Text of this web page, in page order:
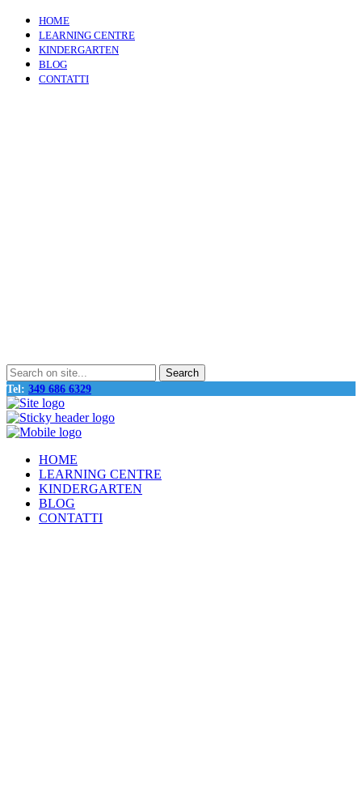
HOME
LEARNING CENTRE
KINDERGARTEN
BLOG
CONTATTI
Tel: 349 686 6329
HOME
LEARNING CENTRE
KINDERGARTEN
BLOG
CONTATTI